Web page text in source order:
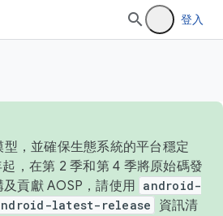
登入
，並確保生態系統的平台穩定
，在第 2 季和第 4 季將原始碼發
貢獻 AOSP，請使用 android-
latest-release
資訊清